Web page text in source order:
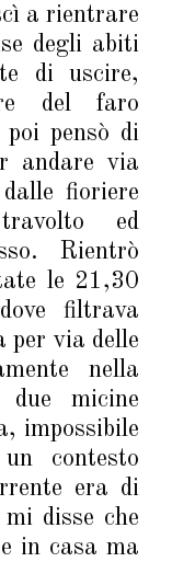
a rientrare
degli abiti
di uscire,
del faro
poi pensò di
andare via
fioriere
ed
Rientrò
le 21,30
filtrava
per via delle
nella
micine
impossibile
contesto
era di
disse che
in casa ma